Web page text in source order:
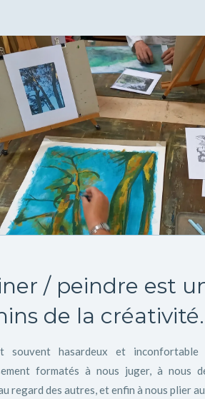
/ peindre est
de la créativité.
souvent hasardeux et inconfortable
formatés à nous juger, à nous
regard des autres, et enfin à nous plier